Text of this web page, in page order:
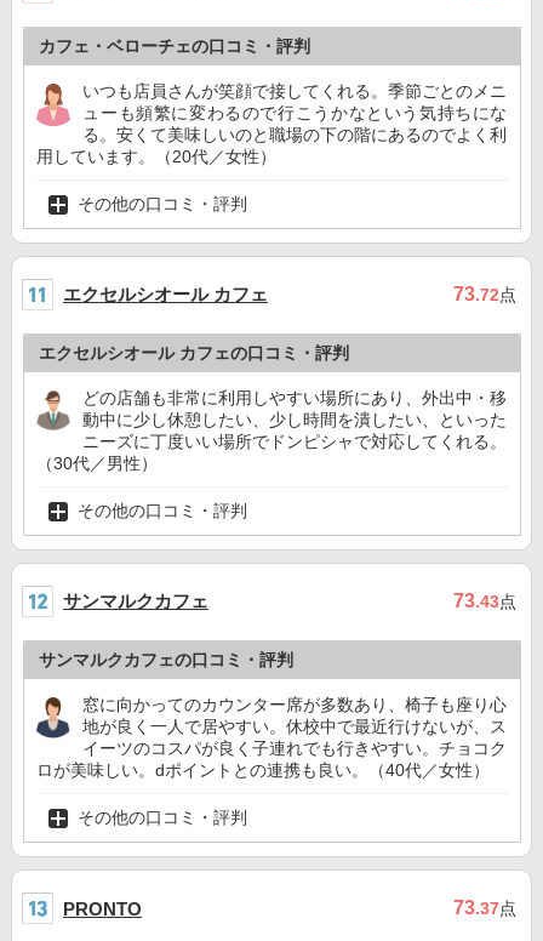
カフェ・ベローチェの口コミ・評判
いつも店員さんが笑顔で接してくれる。季節ごとのメニ
ューも頻繁に変わるので行こうかなという気持ちにな
る。安くて美味しいのと職場の下の階にあるのでよく利
用しています。（20代／女性）
その他の口コミ・評判
エクセルシオール カフェ 73.72点
エクセルシオール カフェの口コミ・評判
どの店舗も非常に利用しやすい場所にあり、外出中・移
動中に少し休憩したい、少し時間を潰したい、といった
ニーズに丁度いい場所でドンピシャで対応してくれる。
（30代／男性）
その他の口コミ・評判
サンマルクカフェ 73.43点
サンマルクカフェの口コミ・評判
窓に向かってのカウンター席が多数あり、椅子も座り心
地が良く一人で居やすい。休校中で最近行けないが、ス
イーツのコスパが良く子連れでも行きやすい。チョコク
ロが美味しい。dポイントとの連携も良い。（40代／女性）
その他の口コミ・評判
PRONTO 73.37点